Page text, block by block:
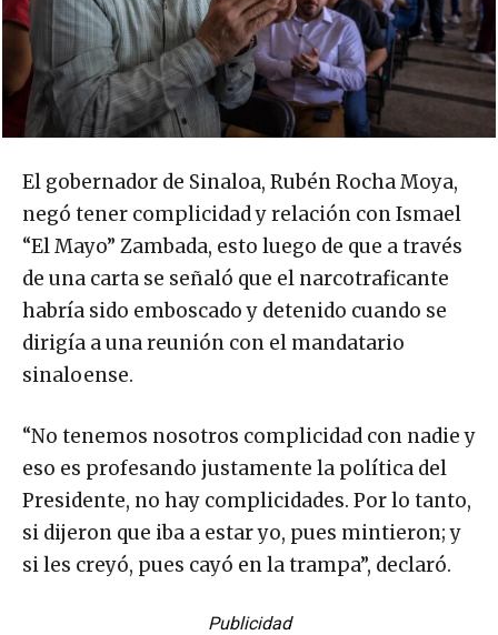
El gobernador de Sinaloa, Rubén Rocha Moya,
negó tener complicidad y relación con Ismael
“El Mayo” Zambada, esto luego de que a través
de una carta se señaló que el narcotraficante
habría sido emboscado y detenido cuando se
dirigía a una reunión con el mandatario
sinaloense.
“No tenemos nosotros complicidad con nadie y
eso es profesando justamente la política del
Presidente, no hay complicidades. Por lo tanto,
si dijeron que iba a estar yo, pues mintieron; y
si les creyó, pues cayó en la trampa”, declaró.
Publicidad